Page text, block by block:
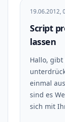
19.06.2012,
Script
lassen
Hallo,
einmal
sind es
sich mit